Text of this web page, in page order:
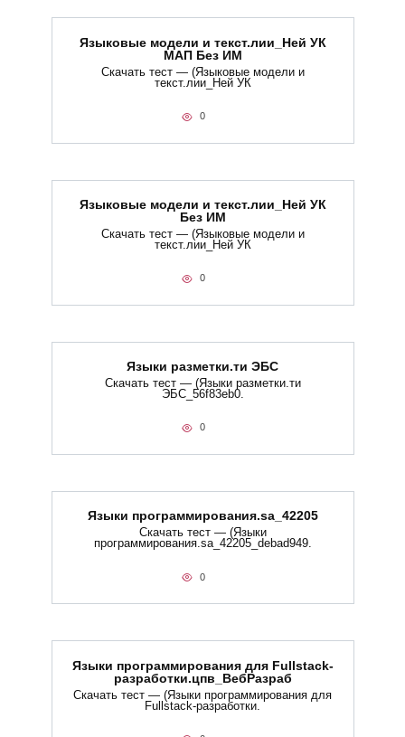
Языковые модели и текст.лии_Ней УК
МАП Без ИМ
Скачать тест — (Языковые модели и
текст.лии_Ней УК
0
Языковые модели и текст.лии_Ней УК
Без ИМ
Скачать тест — (Языковые модели и
текст.лии_Ней УК
0
Языки разметки.ти​ ЭБС
Скачать тест — (Языки разметки.ти​
ЭБС_56f83eb0.
0
Языки программирования.sa_42205
Скачать тест — (Языки
программирования.sa_42205_debad949.
0
Языки программирования для Fullstack-
разработки.цпв_ВебРазраб
Скачать тест — (Языки программирования для
Fullstack-разработки.